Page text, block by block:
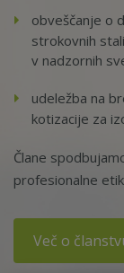
obveščanje o
strokovnih
v nadzornih
udeležba na
kotizacije za
Člane
profesionalne
Več o